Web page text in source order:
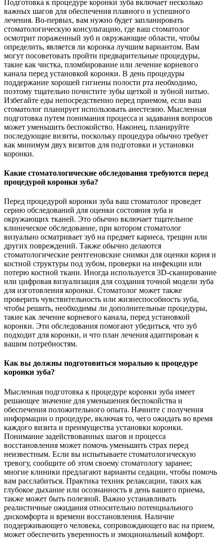
Подготовка к процедуре коронки зуба включает несколько
важных шагов для обеспечения плавного и успешного
лечения. Во-первых, вам нужно будет запланировать
стоматологическую консультацию, где ваш стоматолог
осмотрит пораженный зуб и окружающие области, чтобы
определить, является ли коронка лучшим вариантом. Вам
могут посоветовать пройти предварительные процедуры,
такие как чистка, пломбирование или лечение корневого
канала перед установкой коронки. В день процедуры
поддержание хорошей гигиены полости рта необходимо,
поэтому тщательно почистите зубы щеткой и зубной нитью.
Избегайте еды непосредственно перед приемом, если ваш
стоматолог планирует использовать анестезию. Мысленная
подготовка путем понимания процесса и задавания вопросов
может уменьшить беспокойство. Наконец, планируйте
последующие визиты, поскольку процедура обычно требует
как минимум двух визитов для подготовки и установки
коронки.
Какие стоматологические обследования требуются перед
процедурой коронки зуба?
Перед процедурой коронки зуба ваш стоматолог проведет
серию обследований для оценки состояния зуба и
окружающих тканей. Это обычно включает тщательное
клиническое обследование, при котором стоматолог
визуально осматривает зуб на предмет кариеса, трещин или
других повреждений. Также обычно делаются
стоматологические рентгеновские снимки для оценки корня и
костной структуры под зубом, проверки на инфекции или
потерю костной ткани. Иногда используется 3D-сканирование
или цифровая визуализация для создания точной модели зуба
для изготовления коронки. Стоматолог может также
проверить чувствительность или жизнеспособность зуба,
чтобы решить, необходимы ли дополнительные процедуры,
такие как лечение корневого канала, перед установкой
коронки. Эти обследования помогают убедиться, что зуб
подходит для коронки, и что план лечения адаптирован к
вашим потребностям.
Как вы должны подготовиться морально к процедуре
коронки зуба?
Мысленная подготовка к процедуре коронки зуба имеет
решающее значение для уменьшения беспокойства и
обеспечения положительного опыта. Начните с получения
информации о процедуре, включая то, чего ожидать во время
каждого визита и преимущества установки коронки.
Понимание задействованных шагов и процесса
восстановления может помочь уменьшить страх перед
неизвестным. Если вы испытываете стоматологическую
тревогу, сообщите об этом своему стоматологу заранее;
многие клиники предлагают варианты седации, чтобы помочь
вам расслабиться. Практика техник релаксации, таких как
глубокое дыхание или осознанность в день вашего приема,
также может быть полезной. Важно устанавливать
реалистичные ожидания относительно потенциального
дискомфорта и времени восстановления. Наличие
поддерживающего человека, сопровождающего вас на прием,
может обеспечить уверенность и эмоциональный комфорт.